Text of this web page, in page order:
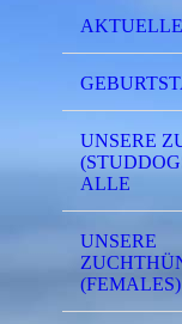
UNSERE
ALLE
UNSERE